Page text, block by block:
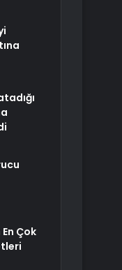
En Çok